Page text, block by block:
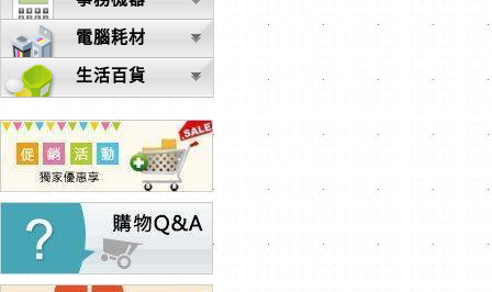
電腦耗材
生活百貨